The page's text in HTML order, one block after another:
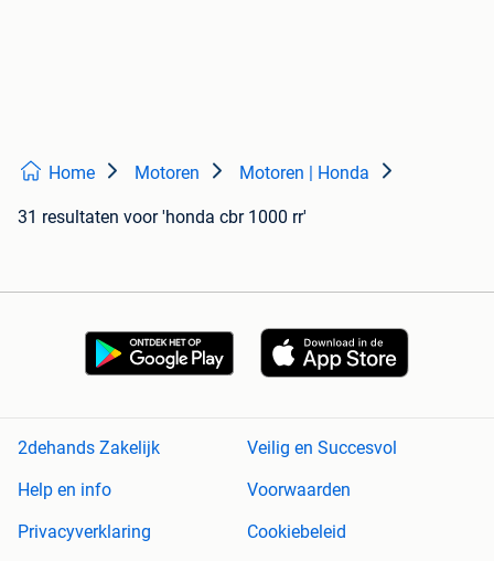
Home Motoren Motoren | Honda
31 resultaten voor 'honda cbr 1000 rr'
2dehands Zakelijk
Veilig en Succesvol
Help en info
Voorwaarden
Privacyverklaring
Cookiebeleid